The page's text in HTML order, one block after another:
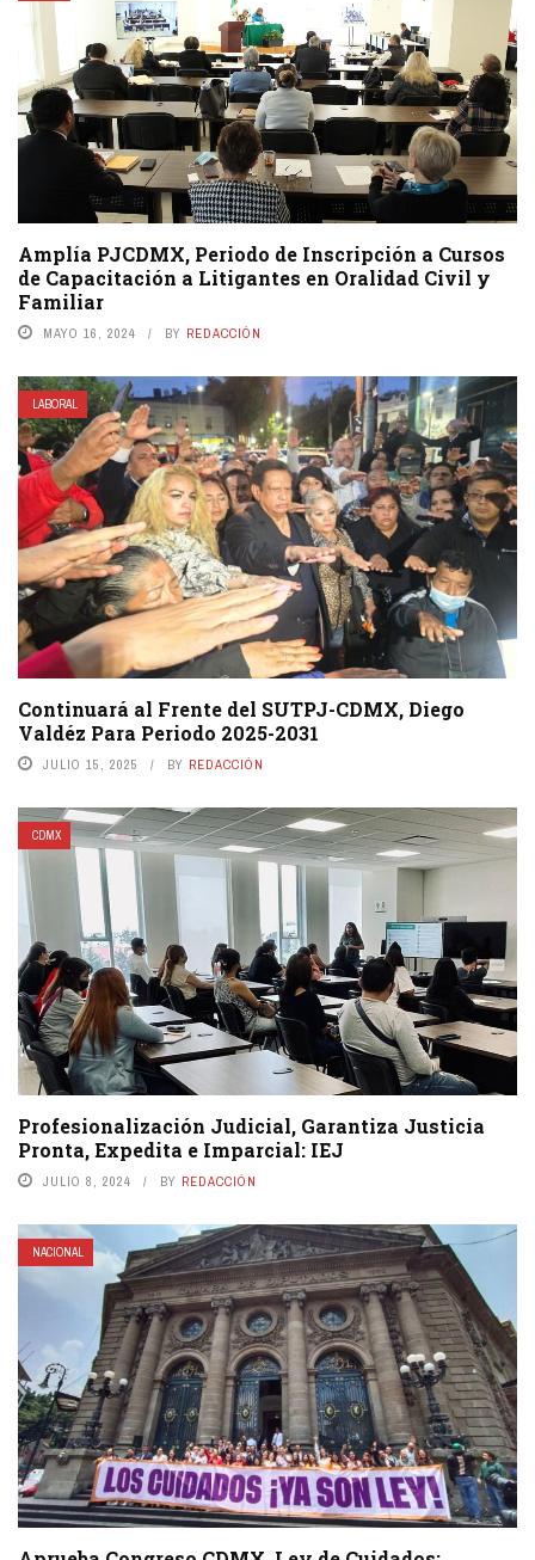
Amplía PJCDMX, Periodo de Inscripción a Cursos
de Capacitación a Litigantes en Oralidad Civil y
Familiar
MAYO 16, 2024 BY REDACCIÓN
LABORAL
Continuará al Frente del SUTPJ-CDMX, Diego
Valdéz Para Periodo 2025-2031
JULIO 15, 2025 BY REDACCIÓN
CDMX
Profesionalización Judicial, Garantiza Justicia
Pronta, Expedita e Imparcial: IEJ
JULIO 8, 2024 BY REDACCIÓN
NACIONAL